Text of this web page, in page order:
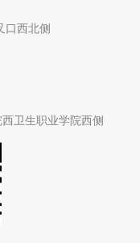
口西北侧
卫生职业学院西侧